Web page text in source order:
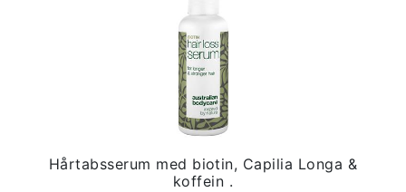
Hårtabsserum med biotin, Capilia Longa &
koffein .